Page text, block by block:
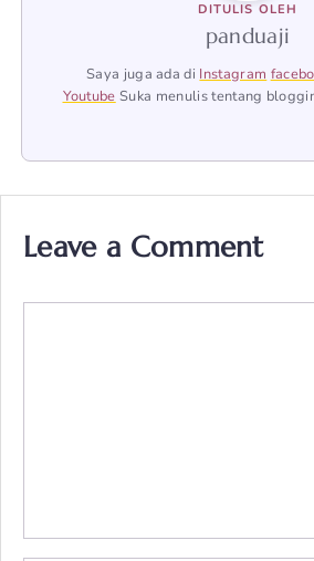
DITULIS OLEH
panduaji
Saya juga ada di Instagram
Youtube Suka menulis tentang
Leave a Comment